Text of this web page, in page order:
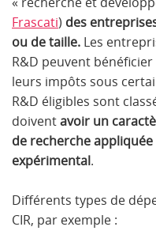
Frascati) des
ou de taille. Les
R&D peuvent
leurs impôts sous
R&D éligibles sont
doiventavoir un
de recherche
expérimental.
Différents types de
CIR, par exemple :